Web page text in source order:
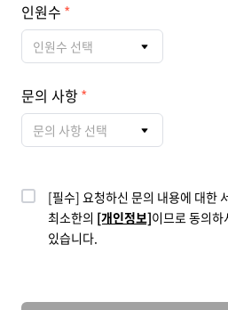
인원수
인원수 선택
문의 사항
문의 사항 선택
[필수] 요청하신 문의 내용에 대한
최소한의 [개인정보]이므로 동의
있습니다.